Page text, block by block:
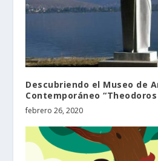
Descubriendo el Museo de
Contemporáneo
febrero 26, 2020